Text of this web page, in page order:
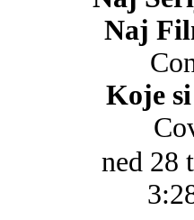
Naj
Koje
ned 28